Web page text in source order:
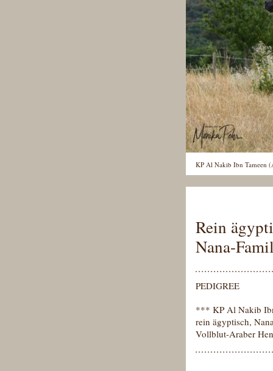
KP Al Nakib Ibn Tameen
Rein
Nana-
PEDIGREE
*** KP Al Nakib
rein ägyptisch,
Vollblut-Araber